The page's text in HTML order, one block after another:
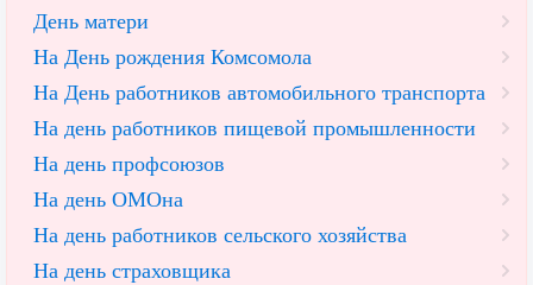
День матери
На День рождения Комсомола
На День работников автомобильного транспорта
На день работников пищевой промышленности
На день профсоюзов
На день ОМОна
На день работников сельского хозяйства
На день страховщика